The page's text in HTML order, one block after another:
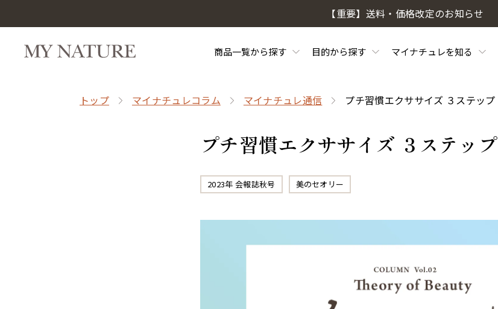
【重要】送料・価格改定のお知らせ
商品一覧から探す 目的から探す マイナチュレを知る
トップ マイナチュレコラム マイナチュレ通信 プチ習慣エクササイズ ３ステップ
プチ習慣エクササイズ ３ステップ
2023年 会報誌秋号 美のセオリー